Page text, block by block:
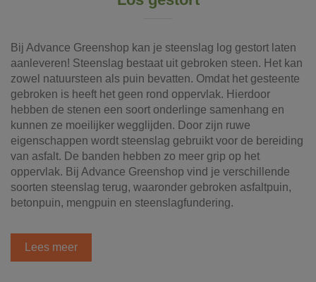
Bij Advance Greenshop kan je steenslag log gestort laten
aanleveren! Steenslag bestaat uit gebroken steen. Het kan
zowel natuursteen als puin bevatten. Omdat het gesteente
gebroken is heeft het geen rond oppervlak. Hierdoor
hebben de stenen een soort onderlinge samenhang en
kunnen ze moeilijker wegglijden. Door zijn ruwe
eigenschappen wordt steenslag gebruikt voor de bereiding
van asfalt. De banden hebben zo meer grip op het
oppervlak. Bij Advance Greenshop vind je verschillende
soorten steenslag terug, waaronder gebroken asfaltpuin,
betonpuin, mengpuin en steenslagfundering.
Lees meer